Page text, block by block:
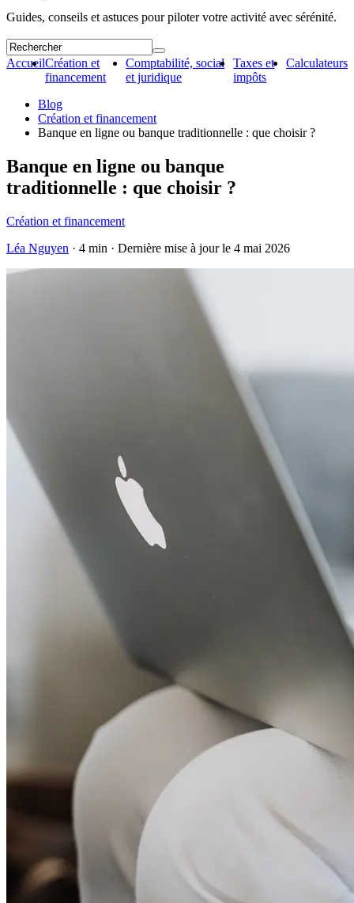
Guides, conseils et astuces pour piloter votre activité avec sérénité.
AccueilCréation et
financement
Comptabilité, social
et juridique
Taxes et
impôts
Calculateurs
Blog
Création et financement
Banque en ligne ou banque traditionnelle : que choisir ?
Banque en ligne ou banque
traditionnelle : que choisir ?
Création et financement
Léa Nguyen · 4 min · Dernière mise à jour le 4 mai 2026